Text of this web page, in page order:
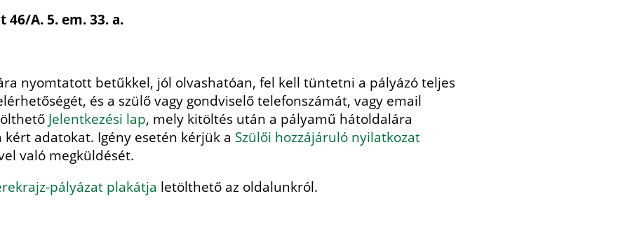
46/A. 5. em. 33. a.
nyomtatott betűkkel, jól olvashatóan, fel kell tüntetni a pályázó teljes
és a szülő vagy gondviselő telefonszámát, vagy email
Jelentkezési lap, mely kitöltés után a pályamű hátoldalára
adatokat. Igény esetén kérjük a Szülői hozzájáruló nyilatkozat
való megküldését.
pályázat plakátja letölthető az oldalunkról.